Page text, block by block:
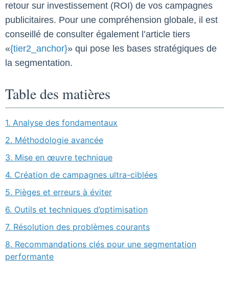
retour sur investissement (ROI) de vos campagnes
publicitaires. Pour une compréhension globale, il est
conseillé de consulter également l’article tiers
«{tier2_anchor}» qui pose les bases stratégiques de
la segmentation.
Table des matières
1. Analyse des fondamentaux
2. Méthodologie avancée
3. Mise en œuvre technique
4. Création de campagnes ultra-ciblées
5. Pièges et erreurs à éviter
6. Outils et techniques d’optimisation
7. Résolution des problèmes courants
8. Recommandations clés pour une segmentation
performante